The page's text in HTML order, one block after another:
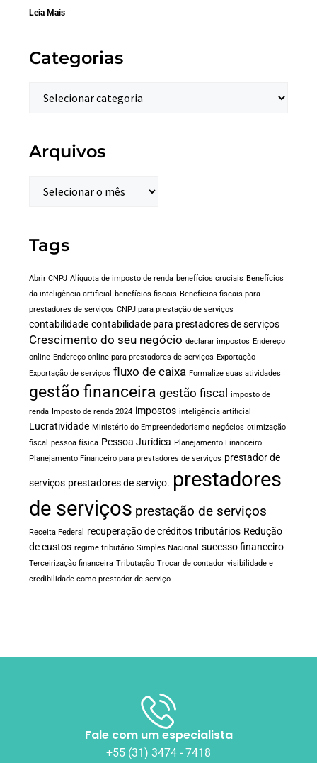
Leia Mais
Categorias
Arquivos
Tags
Abrir CNPJ Alíquota de imposto de renda benefícios cruciais Benefícios
da inteligência artificial
benefícios fiscais Benefícios fiscais para
prestadores de serviços CNPJ para prestação de serviços
contabilidade contabilidade para prestadores de serviços
Crescimento do seu negócio declarar impostos Endereço
online Endereço online para prestadores de serviços Exportação
Exportação de serviços fluxo de caixa Formalize suas atividades
gestão financeira gestão fiscal imposto de
renda Imposto de renda 2024 impostos inteligência artificial
Lucratividade Ministério do Empreendedorismo negócios otimização
fiscal pessoa física Pessoa Jurídica Planejamento Financeiro
Planejamento Financeiro para prestadores de serviços prestador de
serviços prestadores de serviço. prestadores
de serviços prestação de serviços
Receita Federal recuperação de créditos tributários Redução
de custos regime tributário Simples Nacional sucesso financeiro
Terceirização financeira Tributação Trocar de contador visibilidade e
credibilidade como prestador de serviço
Fale com um especialista
+55 (31) 3474 - 7418